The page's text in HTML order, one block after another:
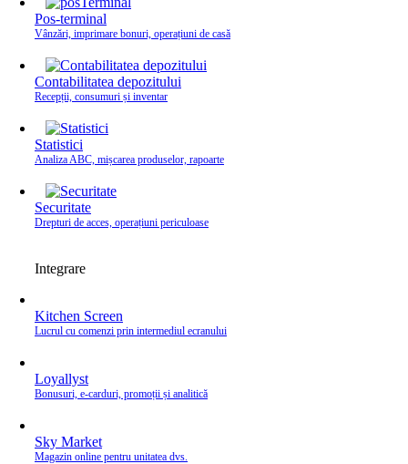
Pos-terminal
Vânzări, imprimare bonuri, operațiuni de casă
Contabilitatea depozitului
Recepții, consumuri și inventar
Statistici
Analiza ABC, mișcarea produselor, rapoarte
Securitate
Drepturi de acces, operațiuni periculoase
Integrare
Kitchen Screen
Lucrul cu comenzi prin intermediul ecranului
Loyallyst
Bonusuri, e‑carduri, promoții și analitică
Sky Market
Magazin online pentru unitatea dvs.